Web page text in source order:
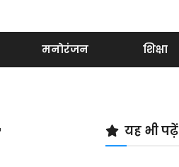
मनोरंजन शिक्षा
यह भी पढ़ें